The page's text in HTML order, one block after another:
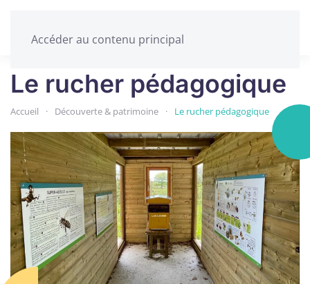
Accéder au contenu principal
Le rucher pédagogique
Accueil Découverte & patrimoine Le rucher pédagogique